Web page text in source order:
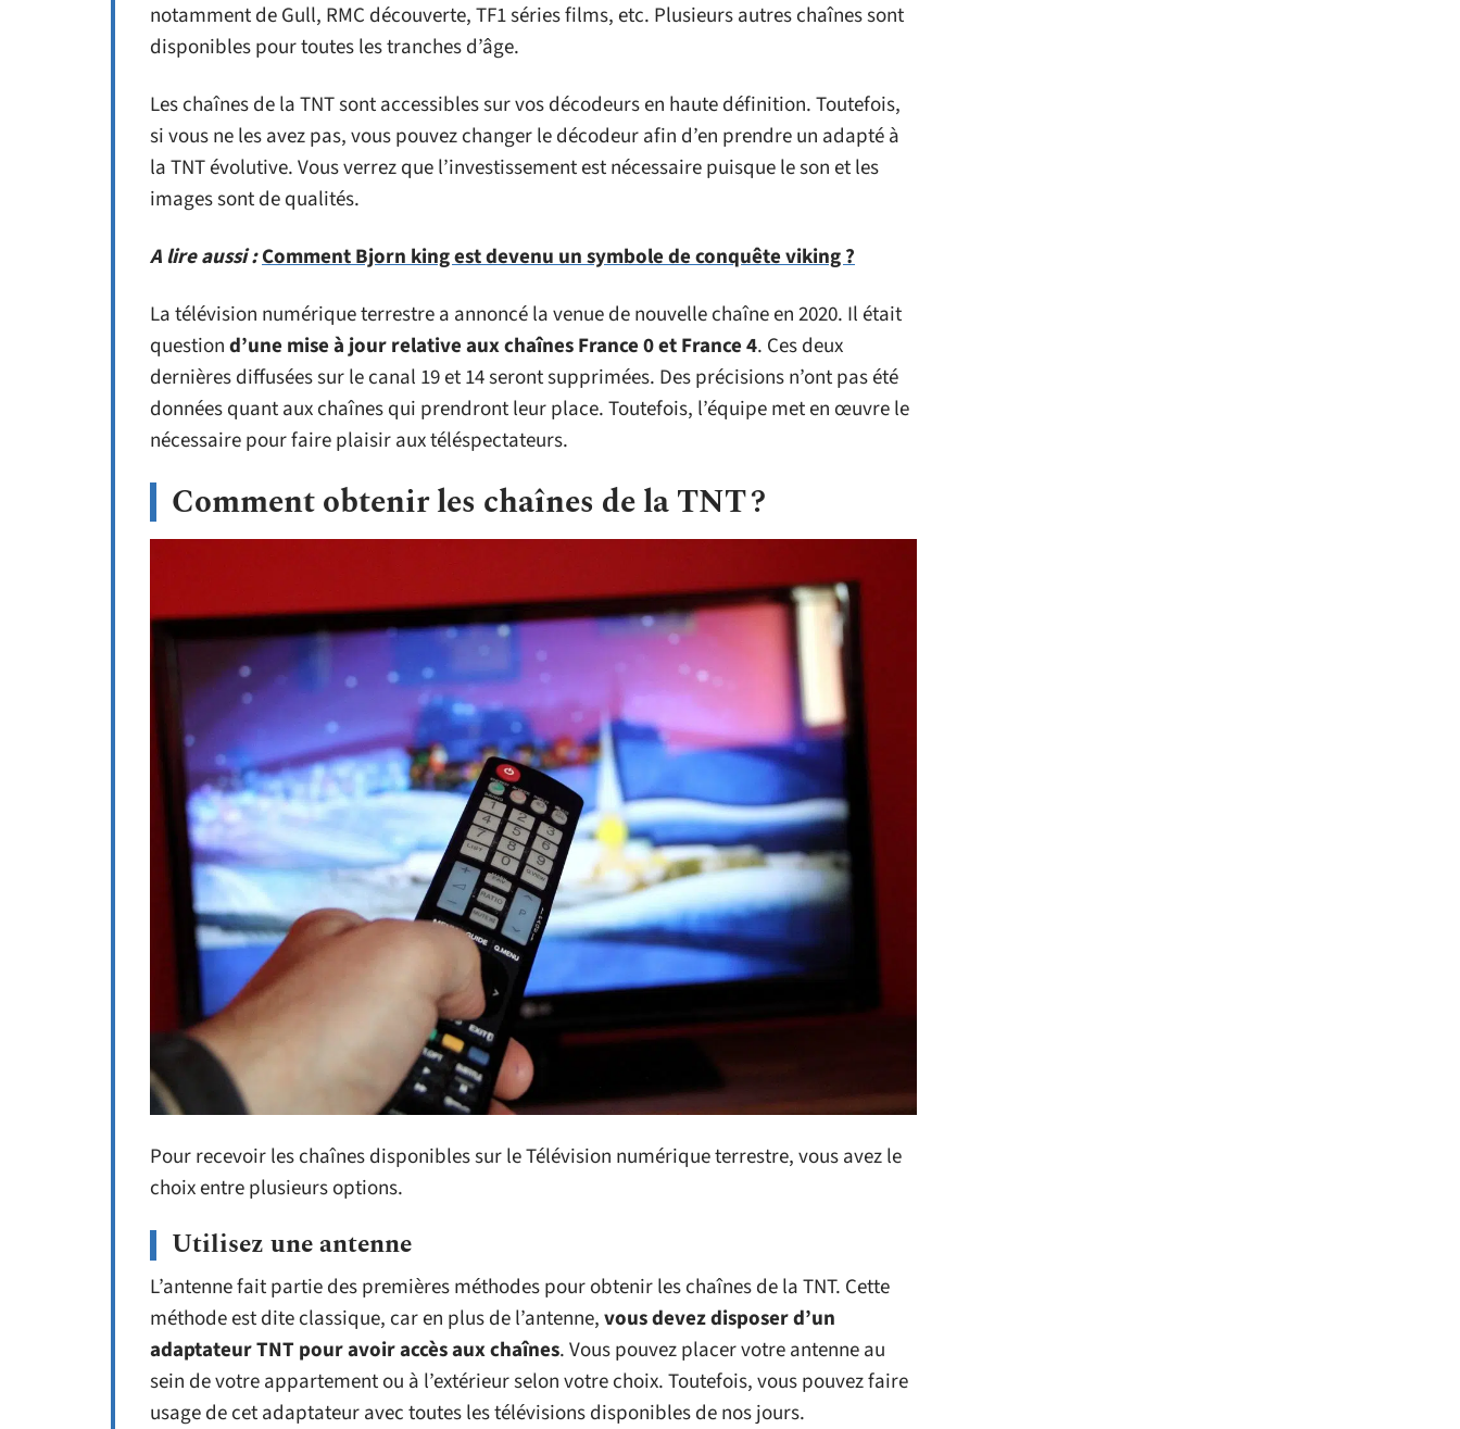
notamment de Gull, RMC découverte, TF1 séries films, etc. Plusieurs autres chaînes sont
disponibles pour toutes les tranches d’âge.
Les chaînes de la TNT sont accessibles sur vos décodeurs en haute définition. Toutefois,
si vous ne les avez pas, vous pouvez changer le décodeur afin d’en prendre un adapté à
la TNT évolutive. Vous verrez que l’investissement est nécessaire puisque le son et les
images sont de qualités.
A lire aussi :Comment Bjorn king est devenu un symbole de conquête viking ?
La télévision numérique terrestre a annoncé la venue de nouvelle chaîne en 2020. Il était
questiond’une mise à jour relative aux chaînes France 0 et France 4. Ces deux
dernières diffusées sur le canal 19 et 14 seront supprimées. Des précisions n’ont pas été
données quant aux chaînes qui prendront leur place. Toutefois, l’équipe met en œuvre le
nécessaire pour faire plaisir aux téléspectateurs.
Comment obtenir les chaînes de la TNT ?
Pour recevoir les chaînes disponibles sur le Télévision numérique terrestre, vous avez le
choix entre plusieurs options.
Utilisez une antenne
L’antenne fait partie des premières méthodes pour obtenir les chaînes de la TNT. Cette
méthode est dite classique, car en plus de l’antenne,vous devez disposer d’un
adaptateur TNT pour avoir accès aux chaînes. Vous pouvez placer votre antenne au
sein de votre appartement ou à l’extérieur selon votre choix. Toutefois, vous pouvez faire
usage de cet adaptateur avec toutes les télévisions disponibles de nos jours.